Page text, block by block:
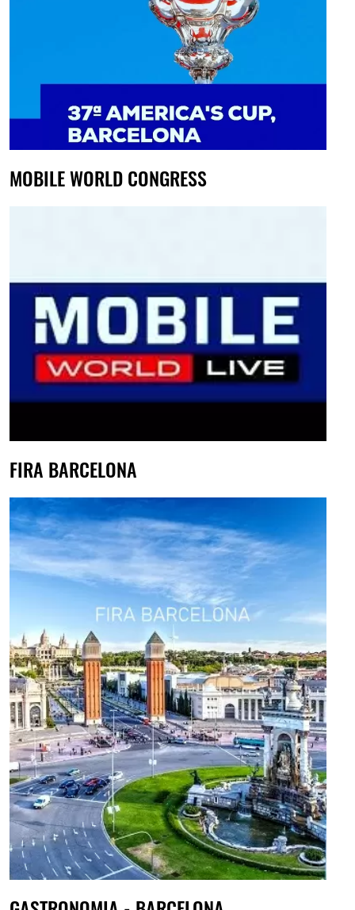
MOBILE WORLD CONGRESS
FIRA BARCELONA